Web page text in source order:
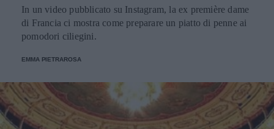
In un video pubblicato su Instagram, la ex première dame
di Francia ci mostra come preparare un piatto di penne ai
pomodori ciliegini.
EMMA PIETRAROSA